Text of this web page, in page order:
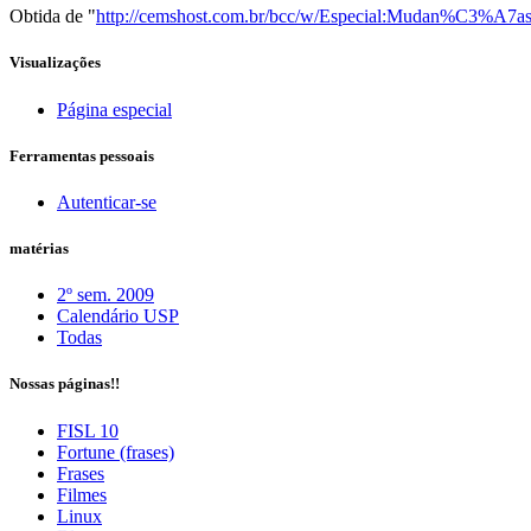
Obtida de "http://cemshost.com.br/bcc/w/
Visualizações
Página especial
Ferramentas pessoais
Autenticar-se
matérias
2º sem. 2009
Calendário USP
Todas
Nossas páginas!!
FISL 10
Fortune (frases)
Frases
Filmes
Linux